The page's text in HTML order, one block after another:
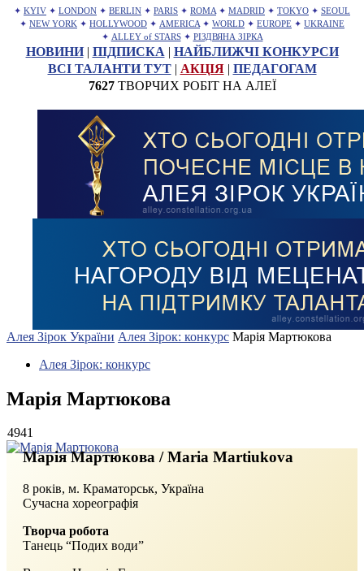
✦ KYIV ✦ LONDON ✦ BERLIN ✦ PARIS ✦ ROMA ✦ MADRID ✦ TOKYO ✦ SEOUL
✦ NEW YORK ✦ HOLLYWOOD ✦ AMERICA ✦ WORLD ✦ EUROPE ✦ UKRAINE
✦ ALLEY of STARS ✦ РІЗДВЯНА ЗІРКА
НОВИНИ| ПІДПИСКА | НАЙБЛИЖЧІ КОНКУРСИ
ВСІ ТАЛАНТИ ТУТ| АКЦІЯ| ПЕДАГОГАМ
7627ТВОРЧИХ РОБІТ НА АЛЕЇ
Алея Зірок України Алея Зірок: конкурс Марія Мартюкова
Алея Зірок: конкурс
Марія Мартюкова
4941
Марія Мартюкова / Maria Martiukova
8 років, м. Краматорськ, Україна
Сучасна хореографія
Творча робота
Танець “Подих води”